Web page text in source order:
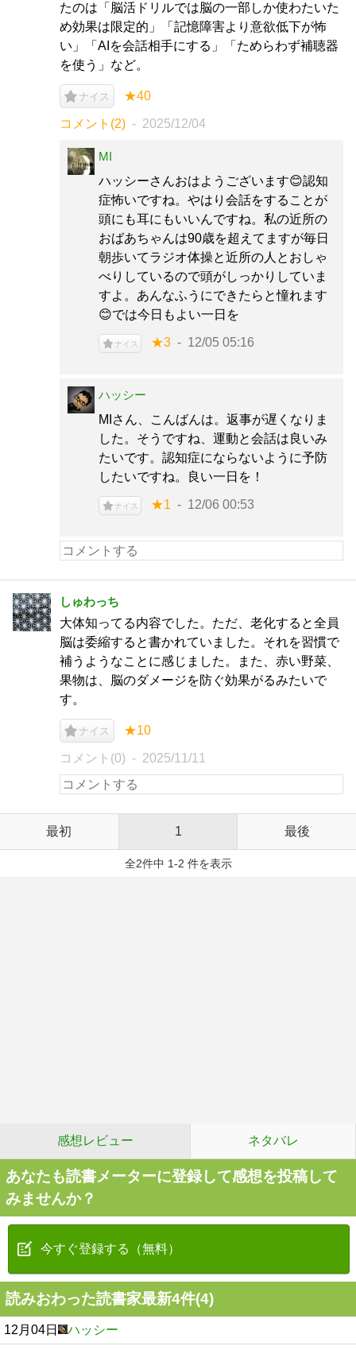
たのは「脳活ドリルでは脳の一部しか使わたいた
め効果は限定的」「記憶障害より意欲低下が怖
い」「AIを会話相手にする」「ためらわず補聴器
を使う」など。
ナイス ★40
コメント(2) 2025/12/04
MI
ハッシーさんおはようございます😊認知
症怖いですね。やはり会話をすることが
頭にも耳にもいいんですね。私の近所の
おばあちゃんは90歳を超えてますが毎日
朝歩いてラジオ体操と近所の人とおしゃ
べりしているので頭がしっかりしていま
すよ。あんなふうにできたらと憧れます
😊では今日もよい一日を
ナイス ★3 12/05 05:16
ハッシー
MIさん、こんばんは。返事が遅くなりま
した。そうですね、運動と会話は良いみ
たいです。認知症にならないように予防
したいですね。良い一日を！
ナイス ★1 12/06 00:53
しゅわっち
大体知ってる内容でした。ただ、老化すると全員
脳は委縮すると書かれていました。それを習慣で
補うようなことに感じました。また、赤い野菜、
果物は、脳のダメージを防ぐ効果がるみたいで
す。
ナイス ★10
コメント(0) 2025/11/11
最初 1 最後
全2件中 1-2 件を表示
感想レビュー ネタバレ
あなたも読書メーターに登録して感想を投稿して
みませんか？
今すぐ登録する（無料）
読みおわった読書家最新4件(4)
12月04日 ハッシー